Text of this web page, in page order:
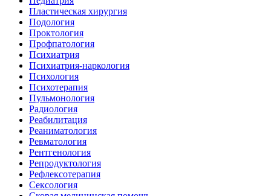
Пластическая хирургия
Подология
Проктология
Профпатология
Психиатрия
Психиатрия-наркология
Психология
Психотерапия
Пульмонология
Радиология
Реабилитация
Реаниматология
Ревматология
Рентгенология
Репродуктология
Рефлексотерапия
Сексология